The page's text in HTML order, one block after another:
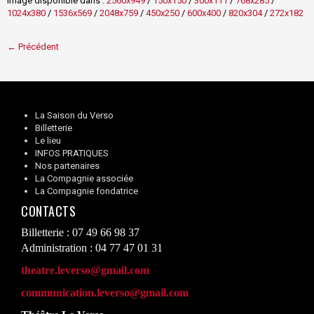
1024x380 / 1536x569 / 2048x759 / 450x250 / 600x400 / 820x304/ 272x182
← Précédent
La Saison du Verso
Billetterie
Le lieu
INFOS PRATIQUES
Nos partenaires
La Compagnie associée
La Compagnie fondatrice
CONTACTS
Billetterie : 07 49 66 98 37
Administration : 04 77 47 01 31
theatre.leverso@gmail.com
communication.leverso@gmail.com